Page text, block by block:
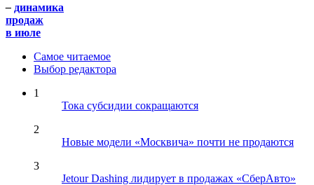
– динамика
продаж
в июле
Самое читаемое
Выбор редактора
1
Тока субсидии сокращаются
2
Новые модели «Москвича» почти не продаются
3
Jetour Dashing лидирует в продажах «СберАвто»